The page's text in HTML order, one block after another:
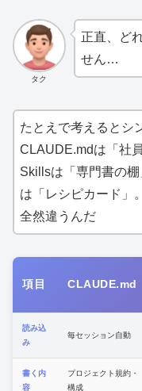
タク
正直、ど
せん…
たとえで考えるとシ
CLAUDE.mdは「社
Skillsは「専門書の
は「レシピカード」
全然違うんだ
項目 CLAUDE.md
読み込
み
毎セッション自動
書く内
容
プロジェクト規約・
構成